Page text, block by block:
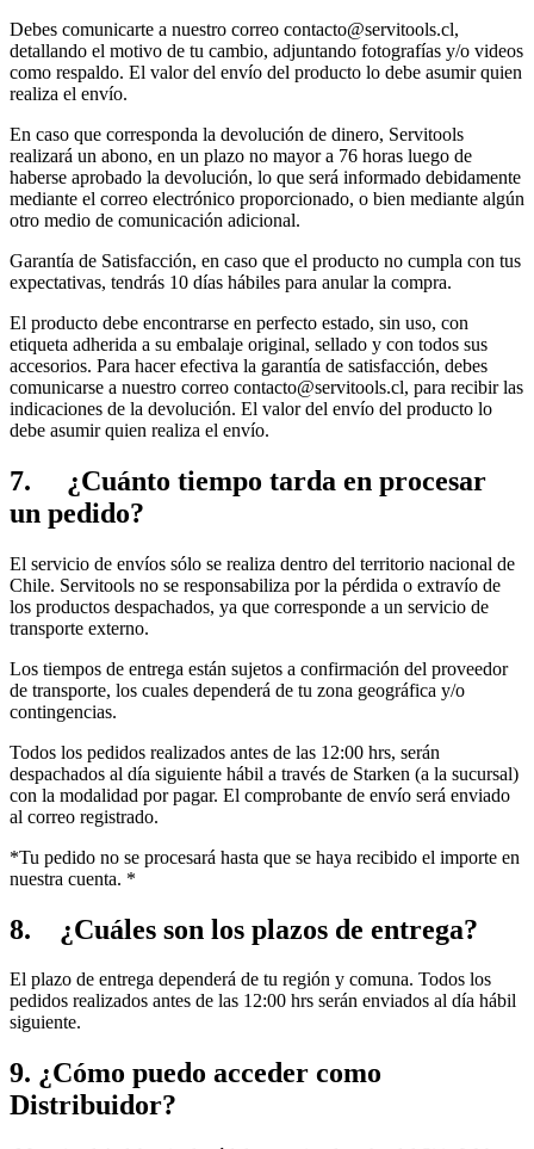
Debes comunicarte a nuestro correo contacto@servitools.cl,
detallando el motivo de tu cambio, adjuntando fotografías y/o videos
como respaldo. El valor del envío del producto lo debe asumir quien
realiza el envío.
En caso que corresponda la devolución de dinero, Servitools
realizará un abono, en un plazo no mayor a 76 horas luego de
haberse aprobado la devolución, lo que será informado debidamente
mediante el correo electrónico proporcionado, o bien mediante algún
otro medio de comunicación adicional.
Garantía de Satisfacción, en caso que el producto no cumpla con tus
expectativas, tendrás 10 días hábiles para anular la compra.
El producto debe encontrarse en perfecto estado, sin uso, con
etiqueta adherida a su embalaje original, sellado y con todos sus
accesorios. Para hacer efectiva la garantía de satisfacción, debes
comunicarse a nuestro correo contacto@servitools.cl, para recibir las
indicaciones de la devolución. El valor del envío del producto lo
debe asumir quien realiza el envío.
7. ¿Cuánto tiempo tarda en procesar
un pedido?
El servicio de envíos sólo se realiza dentro del territorio nacional de
Chile. Servitools no se responsabiliza por la pérdida o extravío de
los productos despachados, ya que corresponde a un servicio de
transporte externo.
Los tiempos de entrega están sujetos a confirmación del proveedor
de transporte, los cuales dependerá de tu zona geográfica y/o
contingencias.
Todos los pedidos realizados antes de las 12:00 hrs, serán
despachados al día siguiente hábil a través de Starken (a la sucursal)
con la modalidad por pagar. El comprobante de envío será enviado
al correo registrado.
*Tu pedido no se procesará hasta que se haya recibido el importe en
nuestra cuenta. *
8. ¿Cuáles son los plazos de entrega?
El plazo de entrega dependerá de tu región y comuna. Todos los
pedidos realizados antes de las 12:00 hrs serán enviados al día hábil
siguiente.
9. ¿Cómo puedo acceder como
Distribuidor?